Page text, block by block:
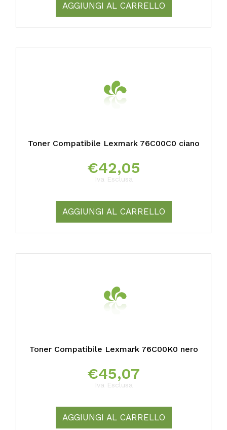
AGGIUNGI AL CARRELLO
Toner Compatibile Lexmark 76C00C0 ciano
€42,05
Iva Esclusa
AGGIUNGI AL CARRELLO
Toner Compatibile Lexmark 76C00K0 nero
€45,07
Iva Esclusa
AGGIUNGI AL CARRELLO